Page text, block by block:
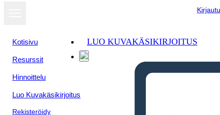
Kotisivu
Resurssit
Hinnoittelu
Luo Kuvakäsikirjoitus
Rekisteröidy
LUO KUVAKÄSIKIRJOITUS